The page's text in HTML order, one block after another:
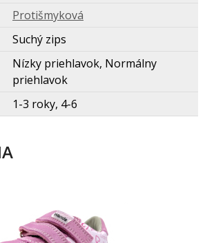
Protišmykov
Suchý zips
Nízky priehlavok, Normálny
priehlavok
1-3 roky, 4-6